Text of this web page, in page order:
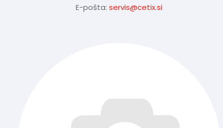
E-pošta: servis@cetix.si